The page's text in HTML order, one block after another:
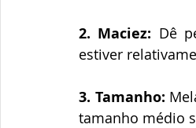
2. Maciez: Dê
estiver
3. Tamanho:
tamanho médio